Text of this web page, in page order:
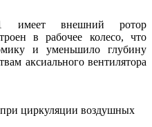
имеет внешний ротор
в рабочее колесо, что
и уменьшило глубину
аксиального вентилятора
циркуляции воздушных